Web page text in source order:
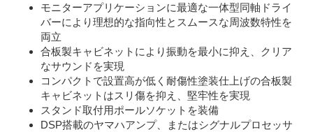
モニターアプリケーションに最適な一体型同軸ドライ
バーにより理想的な指向性とスムースな周波数特性を
両立
合板製キャビネットにより振動を最小に抑え、クリア
なサウンドを実現
コンパクトで設置高が低く耐傷性塗装仕上げの合板製
キャビネットはスリ傷を抑え、堅牢性を実現
スタンド取付用ポールソケットを装備
DSP搭載のヤマハアンプ、またはシグナルプロセッサ